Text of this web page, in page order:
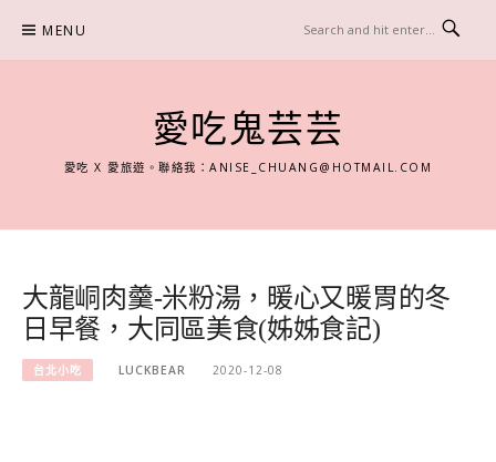
content
MENU
愛吃鬼芸芸
愛吃 X 愛旅遊。聯絡我：ANISE_CHUANG@HOTMAIL.COM
大龍峒肉羹-米粉湯，暖心又暖胃的冬
日早餐，大同區美食(姊姊食記)
台北小吃 LUCKBEAR 2020-12-08